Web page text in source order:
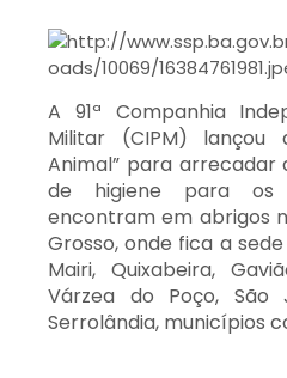
A 91ª Companhia
Militar (CIPM) lançou
Animal” para arrecadar
de higiene para os
encontram em abrigos
Grosso, onde fica a sede
Mairi, Quixabeira,
Várzea do Poço,
Serrolândia, municípios